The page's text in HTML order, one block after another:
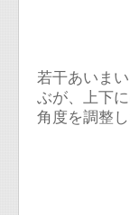
若干あいま
ぶが、上下
角度を調整